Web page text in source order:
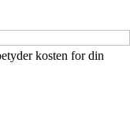
kosten for din